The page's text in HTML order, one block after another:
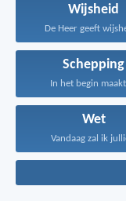
Wijsheid
De Heer geeft
Schepping
In het begin
Wet
Vandaag zal ik